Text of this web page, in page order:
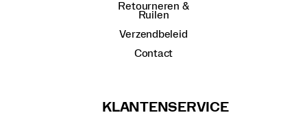
Retourneren &
Ruilen
Verzendbeleid
Contact
KLANTENSERVICE